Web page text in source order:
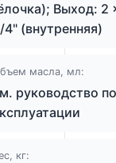
Выход: 2
4" (внутренняя)
масла, мл:
руководство по
кг: